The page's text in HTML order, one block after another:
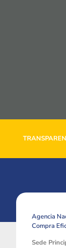
Agencia
Compra
Sede